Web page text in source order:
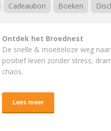
Cadeaubon Boeken
Ontdek het Broednest
De snelle & moeiteloze weg naar
positief leven zonder stress,
chaos.
Lees meer